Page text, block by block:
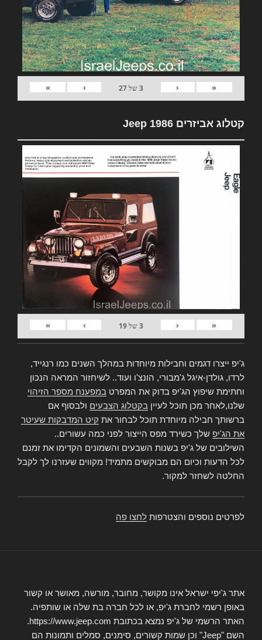
«
‹
3של27
›
»
קטלוג אביזרים Jeep 1986
«
‹
3של19
›
»
ג'יפ ייצרו דגמים וחבילות מיוחדות במהלך השנים כמו רנגייד,
לרדו, גולדן-איגל ג'מבורי, הונצ'ו ועוד.. לשיחזור המראה הנכון
וחתימת שיפוץ הג'יפ בדוק את המפרט במפענח מספר הזיהוי
שלנו,לאחר מכן תוכל לעיין בקטלוג הצבעים ולבסוף אם
ברשותך חבילה מיוחדת תוכל לבחור את קיט המדבקות שעיטר
את הג'יפ שלך כשירד מפס הייצור לפני כמה עשורים..
השילובים של ג'יפ בשנות השבעים והשמונים הקדימו את זמנם
לכל הדעות וכיום הם מבוקשים מתמיד! מקווים שעזרנו לך לקבל
החלטה לשחזר למקור.
לפרטים נוספים והצטרפות לחצו פה
אתר ג'יפי ישראל אינו מקושר, מחובר, מורשה, מאושר או קשור
באופן רשמי לחברת ג'יפ, או לכל חברה בת שלה או שותפיה.
האתר הרשמי של ג'יפ נמצא בכתובת https://www.jeep.com.
השם "Jeep" וכן שמות קשורים, סימנים, סמלים ותמונות הם